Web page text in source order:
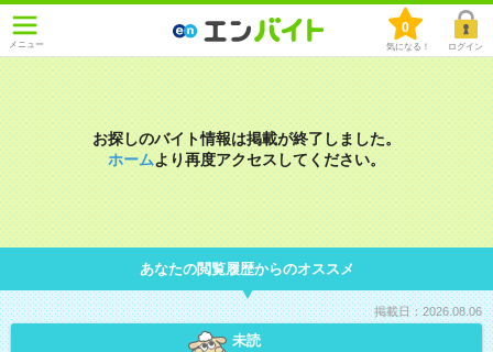
メニュー
0
気になる！ ログイン
お探しのバイト情報は掲載が終了しました。
ホームより再度アクセスしてください。
あなたの閲覧履歴からのオススメ
掲載日：2026.08.06
未読